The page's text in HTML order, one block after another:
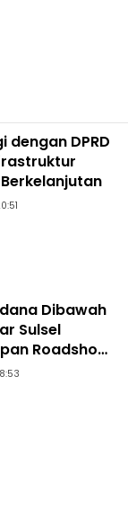
dengan DPRD
Dibawah
Sulsel
Roadshow